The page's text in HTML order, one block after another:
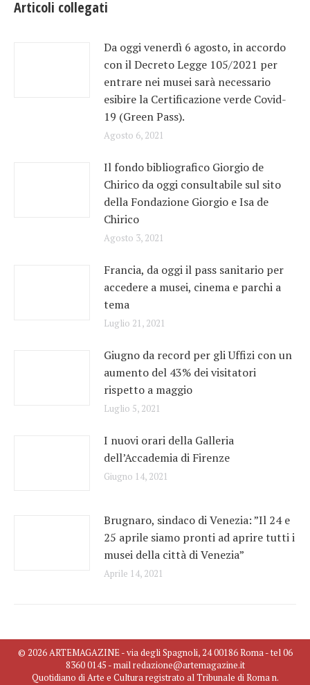
Articoli collegati
Da oggi venerdì 6 agosto, in accordo
con il Decreto Legge 105/2021 per
entrare nei musei sarà necessario
esibire la Certificazione verde Covid-
19 (Green Pass).
Agosto 6, 2021
Il fondo bibliografico Giorgio de
Chirico da oggi consultabile sul sito
della Fondazione Giorgio e Isa de
Chirico
Agosto 3, 2021
Francia, da oggi il pass sanitario per
accedere a musei, cinema e parchi a
tema
Luglio 21, 2021
Giugno da record per gli Uffizi con un
aumento del 43% dei visitatori
rispetto a maggio
Luglio 5, 2021
I nuovi orari della Galleria
dell’Accademia di Firenze
Giugno 14, 2021
Brugnaro, sindaco di Venezia: ”Il 24 e
25 aprile siamo pronti ad aprire tutti i
musei della città di Venezia”
Aprile 14, 2021
© 2026 ARTEMAGAZINE - via degli Spagnoli, 24 00186 Roma - tel 06
8360 0145 - mail redazione@artemagazine.it
Quotidiano di Arte e Cultura registrato al Tribunale di Roma n.